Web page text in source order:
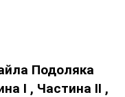
Подоляка
I , Частина II ,